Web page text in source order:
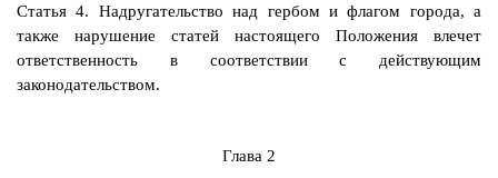
Статья 4. Надругательство над гербом и флагом города, а
также нарушение статей настоящего Положения влечет
ответственность в соответствии с действующим
законодательством.
Глава 2